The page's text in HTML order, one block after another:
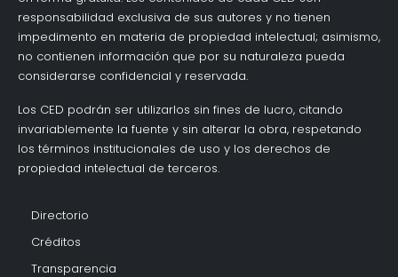
responsabilidad exclusiva de sus autores y no tienen
impedimento en materia de propiedad intelectual; asimismo,
no contienen información que por su naturaleza pueda
considerarse confidencial y reservada.
Los CED podrán ser utilizarlos sin fines de lucro, citando
invariablemente la fuente y sin alterar la obra, respetando
los términos institucionales de uso y los derechos de
propiedad intelectual de terceros.
Directorio
Créditos
Transparencia